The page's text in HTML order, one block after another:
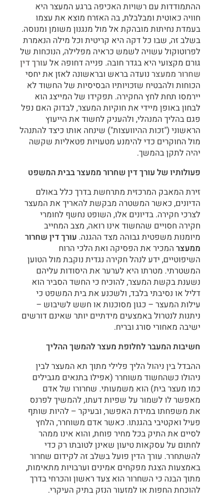
ההתמודדות עם רשויות האכיפה ברגע המעצר היא
חוויה כאוטית ומבלבלת, בה האזרח מוצא את עצמו
בעמדת נחיתות מובהקת אל מול מנגנון משומן ומנוסה.
בשלב זה, שבו כל דקה היא קריטית וכל מילה הנאמרת
לפרוטוקול עשויה לשמש כראיה מפלילה, הנוכחות של
גורם מקצועי היא בגדר חובה. פנייה דחופה אל עורך דין
שחרור ממעצר נועדה בראש ובראשונה לאזן את יחסי
הכוחות ולהבטיח שזכויותיו הבסיסיות של החשוד לא
יירמסו תחת לחץ החקירה. תפקידו של המייצג הוא
לבחון באופן מיידי את חוקיות המעצר, לבדוק האם נפל
פגם בהליך המנהלי, ולהעניק לחשוד את הייעוץ
הראשוני ("זכות ההיוועצות") שינחה אותו כיצד להתנהל
מול החוקרים כדי להימנע מטעויות פטאליות שקשה
יהיה לתקן בהמשך.
פעולותיו של עורך דין שחרור ממעצר בבית המשפט
זירת המאבק המרכזית מתרחשת בדרך כלל באולם
הדיונים, כאשר המשטרה מבקשת להאריך את המעצר
לצרכי חקירה. בדיונים אלו, השופט נחשף לחומרי
חקירה חסויים שהחשוד אינו רואה, מצב המחייב
מיומנות משפטית גבוהה מצד ההגנה. עורך דין שחרור
ממעצר המכיר את הפסיקה ואת הלכי הרוח
השיפוטיים, ידע לנהל חקירה נגדית נוקבת מול הטוען
המשטרתי. מטרתו היא לערער את היסודות עליהם
נשענת בקשת המעצר, להוכיח כי החשד הסביר הוא
דליל או נסיבתי בלבד, ולשכנע את בית המשפט כי
עילות המעצר – כגון מסוכנות או חשש לשיבוש –
ניתנות לנטרול באמצעים מידתיים יותר שאינם דורשים
ישיבה מאחורי סורג ובריח.
חשיבות המעבר לחלופת מעצר להמשך ההליך
ההבדל בין ניהול הליך פלילי מתוך תא המעצר לבין
ניהולו כשהחשוד משוחרר (אפילו בתנאים מגבילים
כמו מעצר בית) הוא משמעותי. שחרורו של אדם
מאפשר לו לשמור על שפיות דעתו, להמשיך לפרנס
את משפחתו במידת האפשר, ובעיקר – להיות שותף
פעיל ואקטיבי בהגנתו. כאשר אדם משוחרר, הלחץ
לסיים את התיק בכל מחיר פוחת, והוא אינו ממהר
לחתום על עסקאות טיעון שאינן לטובתו רק כדי
להשתחרר. עורך הדין פועל בשלב זה לקידום שחרור
באמצעות הצגת מפקחים אמינים וערבויות מתאימות,
מתוך הבנה כי השחרור הוא צעד ראשון והכרחי בדרך
להוכחת החפות או למזעור הנזק בתיק העיקרי.